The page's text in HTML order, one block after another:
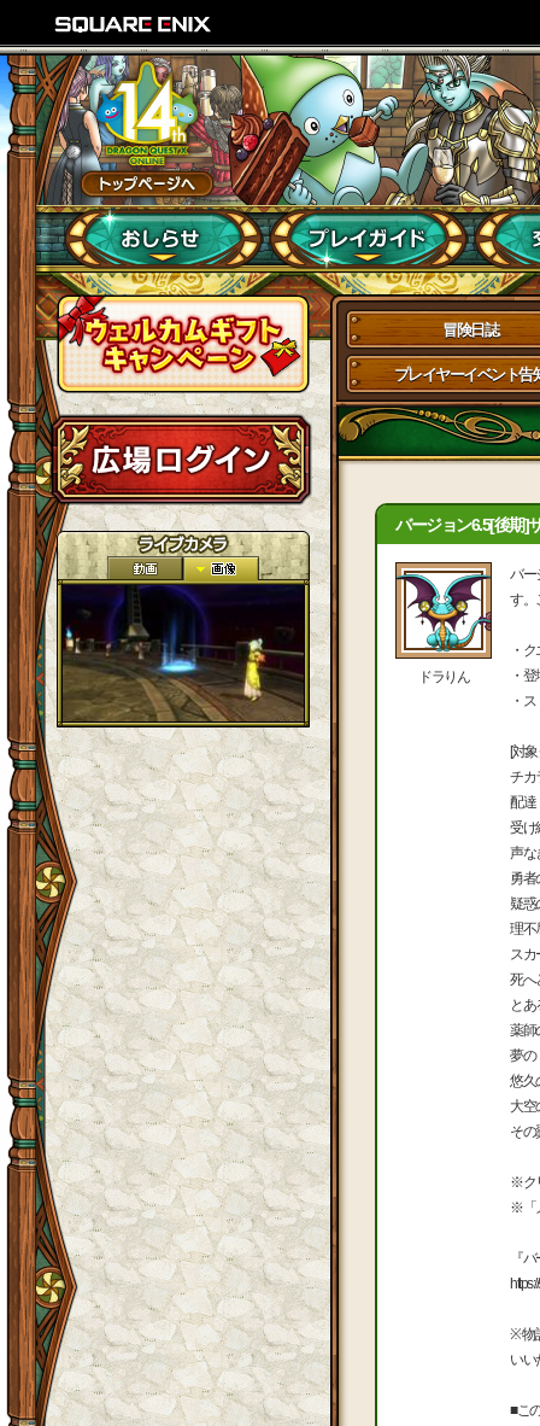
冒険日誌
プレイヤーイベント告
バージョン6.5[後期]
ドラりん
バー
す。
・
・
・
[対
チカ
配達
受け
声な
勇者
疑惑
理不
スカ
死へ
とあ
薬師
夢の
悠久
大空
その
※ク
※「
『
※ 物
いい
■こ